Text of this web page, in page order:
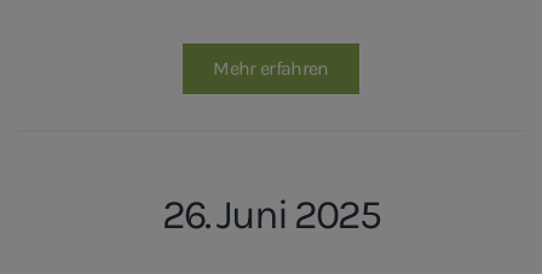
Mehr erfahren
26. Juni 2025